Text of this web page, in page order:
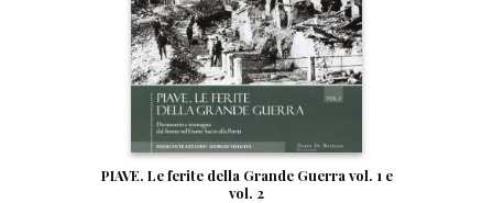
PIAVE. Le ferite della Grande Guerra vol. 1 e
vol. 2